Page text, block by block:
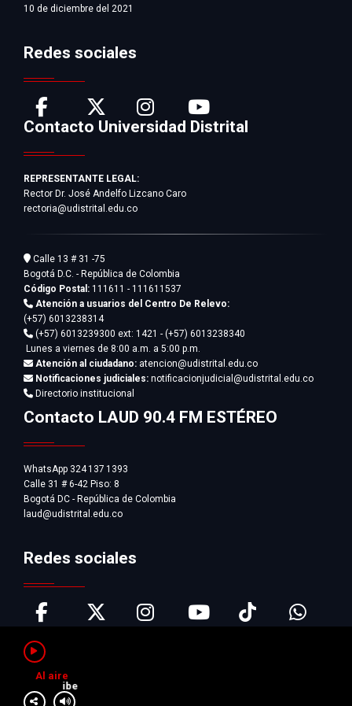
Al aire
10 de diciembre del 2021
Redes sociales
Contacto Universidad Distrital
REPRESENTANTE LEGAL:
Rector Dr. José Andelfo Lizcano Caro
rectoria@udistrital.edu.co
Calle 13 # 31 -75
Bogotá D.C. - República de Colombia
Código Postal: 111611 - 111611537
Atención a usuarios del Centro De Relevo:
(+57) 6013238314
(+57) 6013239300 ext: 1421 - (+57) 6013238340
Lunes a viernes de 8:00 a.m. a 5:00 p.m.
Atención al ciudadano: atencion@udistrital.edu.co
Notificaciones judiciales: notificacionjudicial@udistrital.edu.co
Directorio institucional
Contacto LAUD 90.4 FM ESTÉREO
WhatsApp 324 137 1393
Calle 31 # 6-42 Piso: 8
Bogotá DC - República de Colombia
laud@udistrital.edu.co
Redes sociales
Pausar